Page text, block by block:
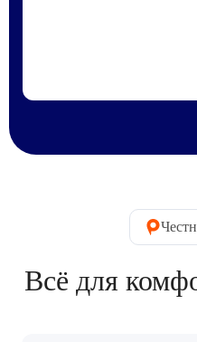
Всё для